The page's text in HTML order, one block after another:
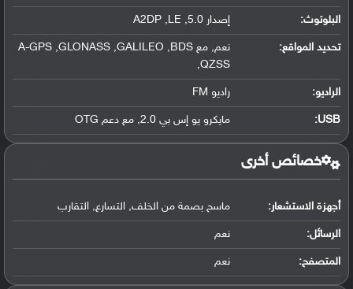
البلوتوث: إصدار 5.0, A2DP ,LE
تحديد المواقع:
نعم, مع A-GPS ,GLONASS ,GALILEO ,BDS
,QZSS
الراديو: راديو FM
USB
: مايكرو يو إس بي 2.0, مع دعم OTG
خصائص أخرى
أجهزة الاستشعار: ماسح بصمة من الخلف, التسارع, التقارب
الرسائل: نعم
المتصفح: نعم